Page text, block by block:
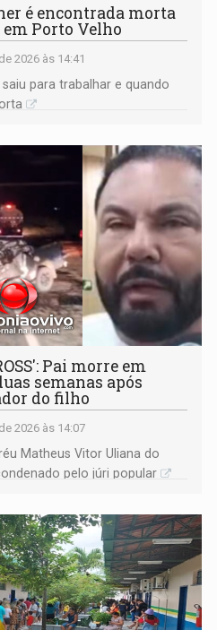
é encontrada morta
Porto Velho
2026 às 14:41
para trabalhar e quando
Pai morre em
semanas após
do filho
2026 às 14:07
Matheus Vitor Uliana do
pelo júri popular